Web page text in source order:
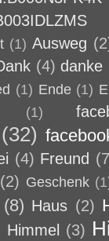
(1) Ausweg
(4) danke
(1) Ende (1)
(1)
(32)
(4) Freund
(2) Geschenk
(8) Haus (2)
Himmel (3)